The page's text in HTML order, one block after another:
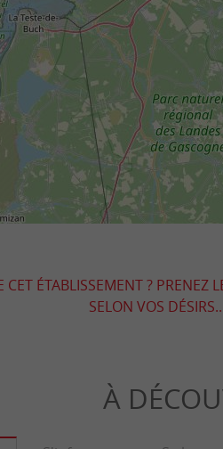
CET ÉTABLISSEMENT ? PRENEZ
SELON VOS
À